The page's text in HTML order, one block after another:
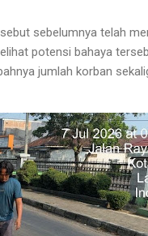
sebelumnya telah
potensi bahaya
jumlah korban